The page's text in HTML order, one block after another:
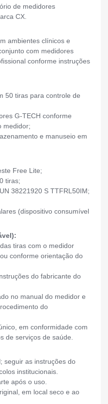
de medidores
CX.
ambientes clínicos e
com medidores
conforme instruções
50 tiras para controle de
G-TECH conforme
medidor;
e manuseio em
Free Lite;
tiras;
38221920 S TTFRL50IM;
(dispositivo consumível
tiras com o medidor
conforme orientação do
do fabricante do
no manual do medidor e
do
em conformidade com
de serviços de saúde.
seguir as instruções do
institucionais.
após o uso.
em local seco e ao